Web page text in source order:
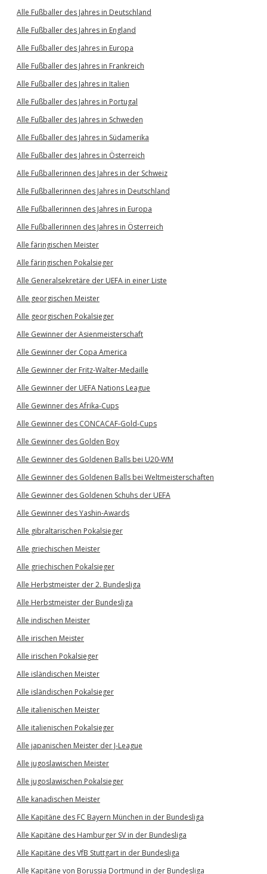
Alle Fußballer des Jahres in Deutschland
Alle Fußballer des Jahres in England
Alle Fußballer des Jahres in Europa
Alle Fußballer des Jahres in Frankreich
Alle Fußballer des Jahres in Italien
Alle Fußballer des Jahres in Portugal
Alle Fußballer des Jahres in Schweden
Alle Fußballer des Jahres in Südamerika
Alle Fußballer des Jahres in Österreich
Alle Fußballerinnen des Jahres in der Schweiz
Alle Fußballerinnen des Jahres in Deutschland
Alle Fußballerinnen des Jahres in Europa
Alle Fußballerinnen des Jahres in Österreich
Alle färingischen Meister
Alle färingischen Pokalsieger
Alle Generalsekretäre der UEFA in einer Liste
Alle georgischen Meister
Alle georgischen Pokalsieger
Alle Gewinner der Asienmeisterschaft
Alle Gewinner der Copa America
Alle Gewinner der Fritz-Walter-Medaille
Alle Gewinner der UEFA Nations League
Alle Gewinner des Afrika-Cups
Alle Gewinner des CONCACAF-Gold-Cups
Alle Gewinner des Golden Boy
Alle Gewinner des Goldenen Balls bei U20-WM
Alle Gewinner des Goldenen Balls bei Weltmeisterschaften
Alle Gewinner des Goldenen Schuhs der UEFA
Alle Gewinner des Yashin-Awards
Alle gibraltarischen Pokalsieger
Alle griechischen Meister
Alle griechischen Pokalsieger
Alle Herbstmeister der 2. Bundesliga
Alle Herbstmeister der Bundesliga
Alle indischen Meister
Alle irischen Meister
Alle irischen Pokalsieger
Alle isländischen Meister
Alle isländischen Pokalsieger
Alle italienischen Meister
Alle italienischen Pokalsieger
Alle japanischen Meister der J-League
Alle jugoslawischen Meister
Alle jugoslawischen Pokalsieger
Alle kanadischen Meister
Alle Kapitäne des FC Bayern München in der Bundesliga
Alle Kapitäne des Hamburger SV in der Bundesliga
Alle Kapitäne des VfB Stuttgart in der Bundesliga
Alle Kapitäne von Borussia Dortmund in der Bundesliga